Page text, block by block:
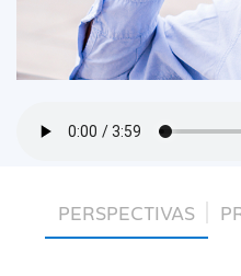
PERSPECTIVAS